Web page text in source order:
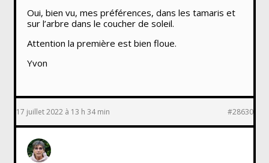
Oui, bien vu, mes préférences, dans les tamaris et
sur l’arbre dans le coucher de soleil.
Attention la première est bien floue.
Yvon
17 juillet 2022 à 13 h 34 min #28630